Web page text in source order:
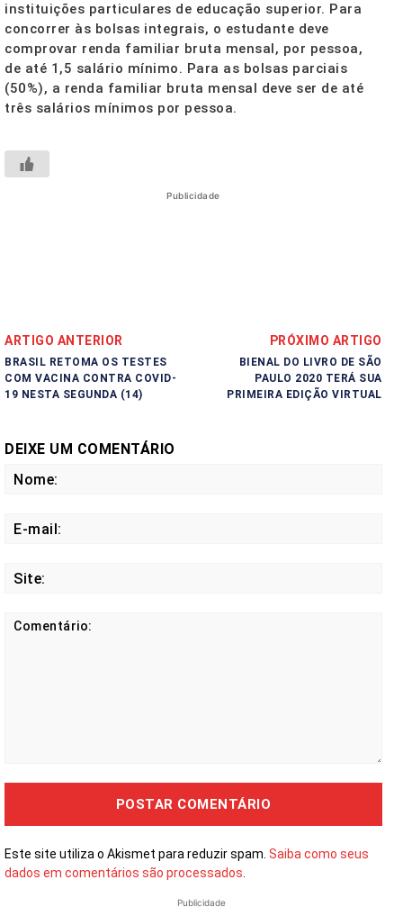
instituições particulares de educação superior. Para
concorrer às bolsas integrais, o estudante deve
comprovar renda familiar bruta mensal, por pessoa,
de até 1,5 salário mínimo. Para as bolsas parciais
(50%), a renda familiar bruta mensal deve ser de até
três salários mínimos por pessoa.
Publicidade
ARTIGO ANTERIOR
BRASIL RETOMA OS TESTES
COM VACINA CONTRA COVID-
19 NESTA SEGUNDA (14)
PRÓXIMO ARTIGO
BIENAL DO LIVRO DE SÃO
PAULO 2020 TERÁ SUA
PRIMEIRA EDIÇÃO VIRTUAL
DEIXE UM COMENTÁRIO
Este site utiliza o Akismet para reduzir spam. Saiba como seus
dados em comentários são processados.
Publicidade